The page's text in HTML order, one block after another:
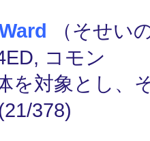
（そせい
コモン
を対象とし、
378)